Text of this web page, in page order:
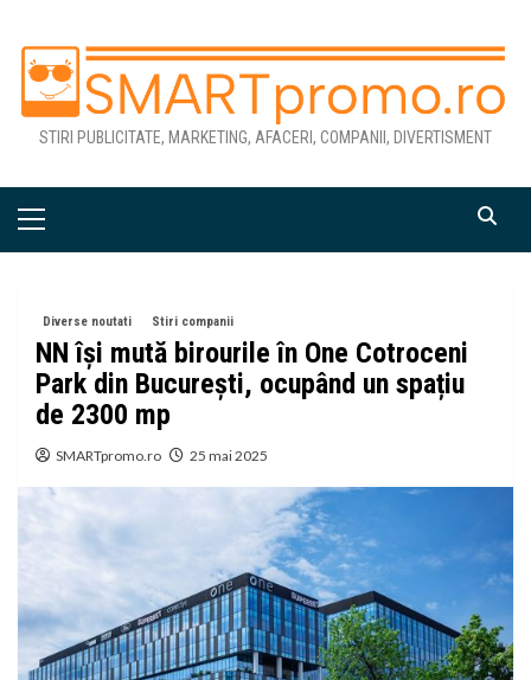
content
STIRI PUBLICITATE, MARKETING, AFACERI, COMPANII, DIVERTISMENT
Primary
Diverse noutati Stiri companii
NN își mută birourile în One Cotroceni
Park din București, ocupând un spațiu
de 2300 mp
SMARTpromo.ro 25 mai 2025